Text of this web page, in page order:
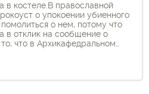
в костеле.В православной
о упокоении убиенного
о нем, потому что
в отклик на сообщение о
что в Архикафедральном